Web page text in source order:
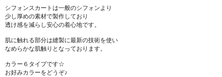
シフォンスカートは一般のシフォンより
少し厚めの素材で製作しており
透け感を減らし安心の着心地です。
肌に触れる部分は縫製に最新の技術を使い
なめらかな肌触りとなっております。
カラー６タイプです☆
お好みカラーをどうぞ♪